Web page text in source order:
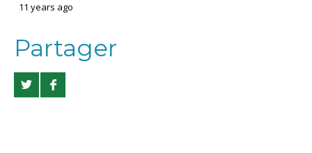
11 years ago
Partager